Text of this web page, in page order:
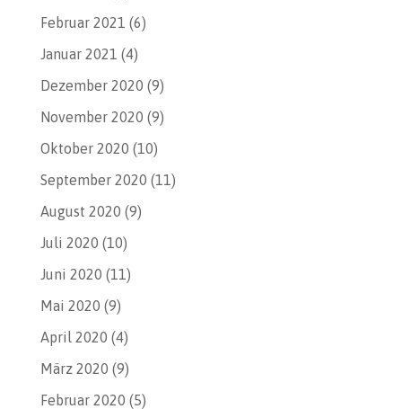
Februar 2021 (6)
Januar 2021 (4)
Dezember 2020 (9)
November 2020 (9)
Oktober 2020 (10)
September 2020 (11)
August 2020 (9)
Juli 2020 (10)
Juni 2020 (11)
Mai 2020 (9)
April 2020 (4)
März 2020 (9)
Februar 2020 (5)